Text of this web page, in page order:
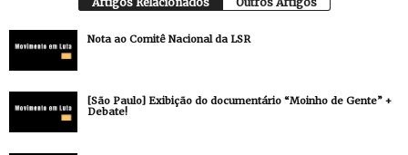
Nota ao Comitê Nacional da LSR
[São Paulo] Exibição do documentário “Moinho de Gente” +
Debate!